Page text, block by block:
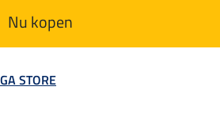
Nu kopen
STORE